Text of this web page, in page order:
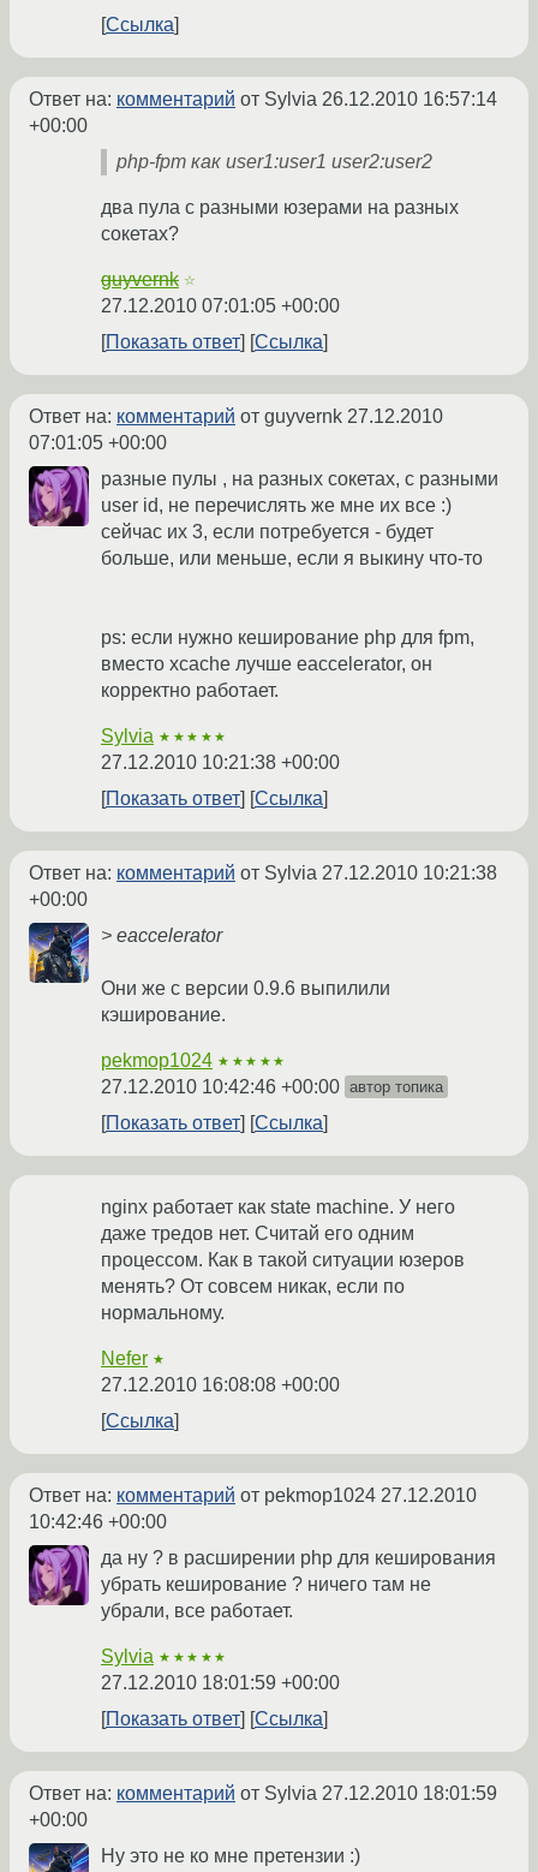
Ссылка
Ответ на: комментарий от Sylvia 26.12.2010 16:57:14
+00:00
php-fpm как user1:user1 user2:user2
два пула с разными юзерами на разных
сокетах?
guyvernk ☆
27.12.2010 07:01:05 +00:00
Показать ответ
Ссылка
Ответ на: комментарий от guyvernk 27.12.2010
07:01:05 +00:00
разные пулы , на разных сокетах, с разными
user id, не перечислять же мне их все :)
сейчас их 3, если потребуется - будет
больше, или меньше, если я выкину что-то
ps: если нужно кеширование php для fpm,
вместо xcache лучше eaccelerator, он
корректно работает.
Sylvia ★★★★★
27.12.2010 10:21:38 +00:00
Показать ответ
Ссылка
Ответ на: комментарий от Sylvia 27.12.2010 10:21:38
+00:00
> eaccelerator
Они же с версии 0.9.6 выпилили
кэширование.
pekmop1024 ★★★★★
27.12.2010 10:42:46 +00:00 автор топика
Показать ответ Ссылка
nginx работает как state machine. У него
даже тредов нет. Считай его одним
процессом. Как в такой ситуации юзеров
менять? От совсем никак, если по
нормальному.
Nefer ★
27.12.2010 16:08:08 +00:00
Ссылка
Ответ на: комментарий от pekmop1024 27.12.2010
10:42:46 +00:00
да ну ? в расширении php для кеширования
убрать кеширование ? ничего там не
убрали, все работает.
Sylvia ★★★★★
27.12.2010 18:01:59 +00:00
Показать ответ
Ссылка
Ответ на: комментарий от Sylvia 27.12.2010 18:01:59
+00:00
Ну это не ко мне претензии :)